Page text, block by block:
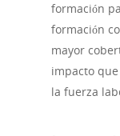
formación
formación
mayor
impacto
la fuerza